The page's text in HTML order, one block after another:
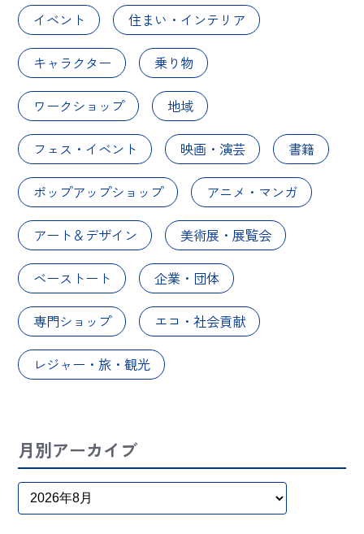
イベント 住まい・インテリア
キャラクター 乗り物
ワークショップ 地域
フェス・イベント 映画・演芸 書籍
ポップアップショップ アニメ・マンガ
アート＆デザイン 美術展・展覧会
ベーストート 企業・団体
専門ショップ エコ・社会貢献
レジャー・旅・観光
月別アーカイブ